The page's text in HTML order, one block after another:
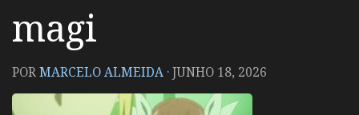
magi
PORMARCELO ALMEIDA ·JUNHO 18, 2026